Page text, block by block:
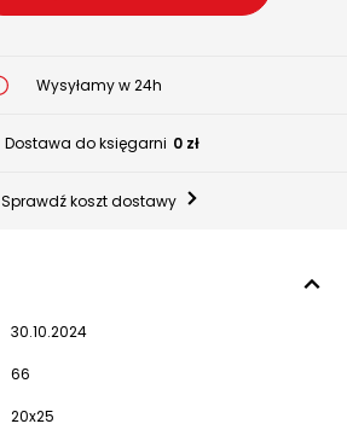
Wysyłamy w 24h
Dostawa do księgarni 0 zł
Sprawdź koszt dostawy
30.10.2024
66
20x25